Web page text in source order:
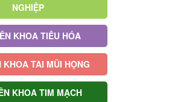
NGHIỆP
KHOA TIÊU HÓA
KHOA TAI MŨI HỌNG
KHOA TIM MẠCH